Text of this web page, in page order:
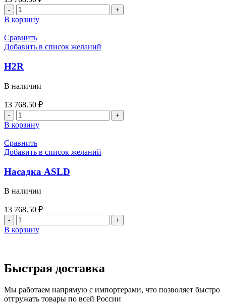
Количество
товара
H1
В корзину
Сравнить
Добавить в список желаний
H2R
В наличии
13 768.50 ₽
Количество
товара
H2R
В корзину
Сравнить
Добавить в список желаний
Насадка ASLD
В наличии
13 768.50 ₽
Количество
товара
Насадка
В корзину
Быстрая доставка
Мы работаем напрямую с импортерами, что позволяет быстро
отгружать товары по всей России